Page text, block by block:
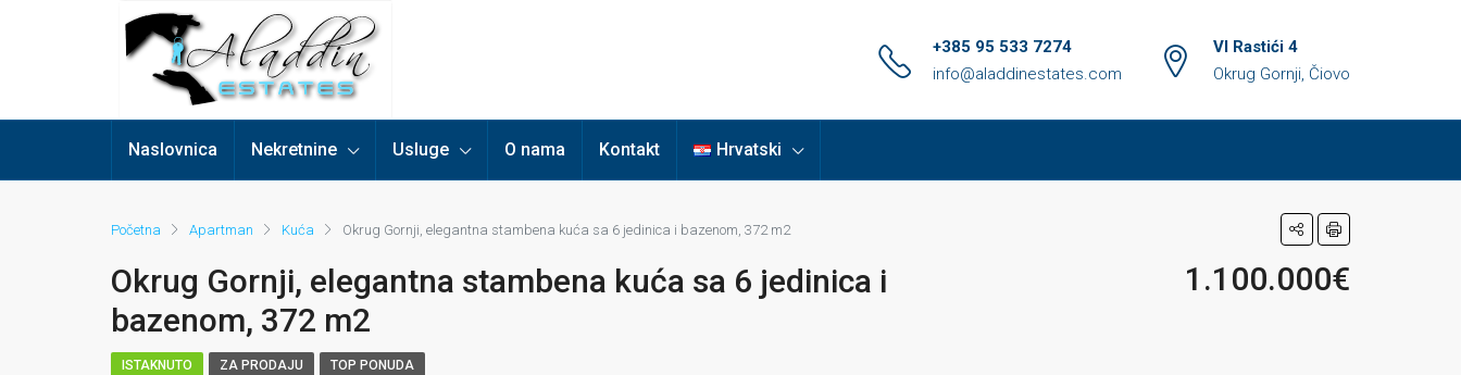
+385 95 533 7274
info@aladdinestates.com
VI Rastići 4
Okrug Gornji, Čiovo
Naslovnica Nekretnine Usluge O nama Kontakt Hrvatski
Početna Apartman Kuća Okrug Gornji, elegantna stambena kuća sa 6 jedinica i bazenom, 372 m2
Okrug Gornji, elegantna stambena kuća sa 6 jedinica i
bazenom, 372 m2
1.100.000€
ISTAKNUTO ZA PRODAJU TOP PONUDA